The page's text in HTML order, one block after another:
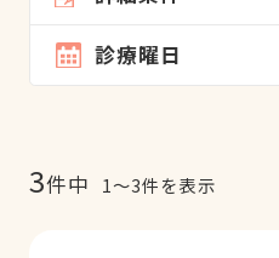
診療曜日
3件中 1〜3件を表示